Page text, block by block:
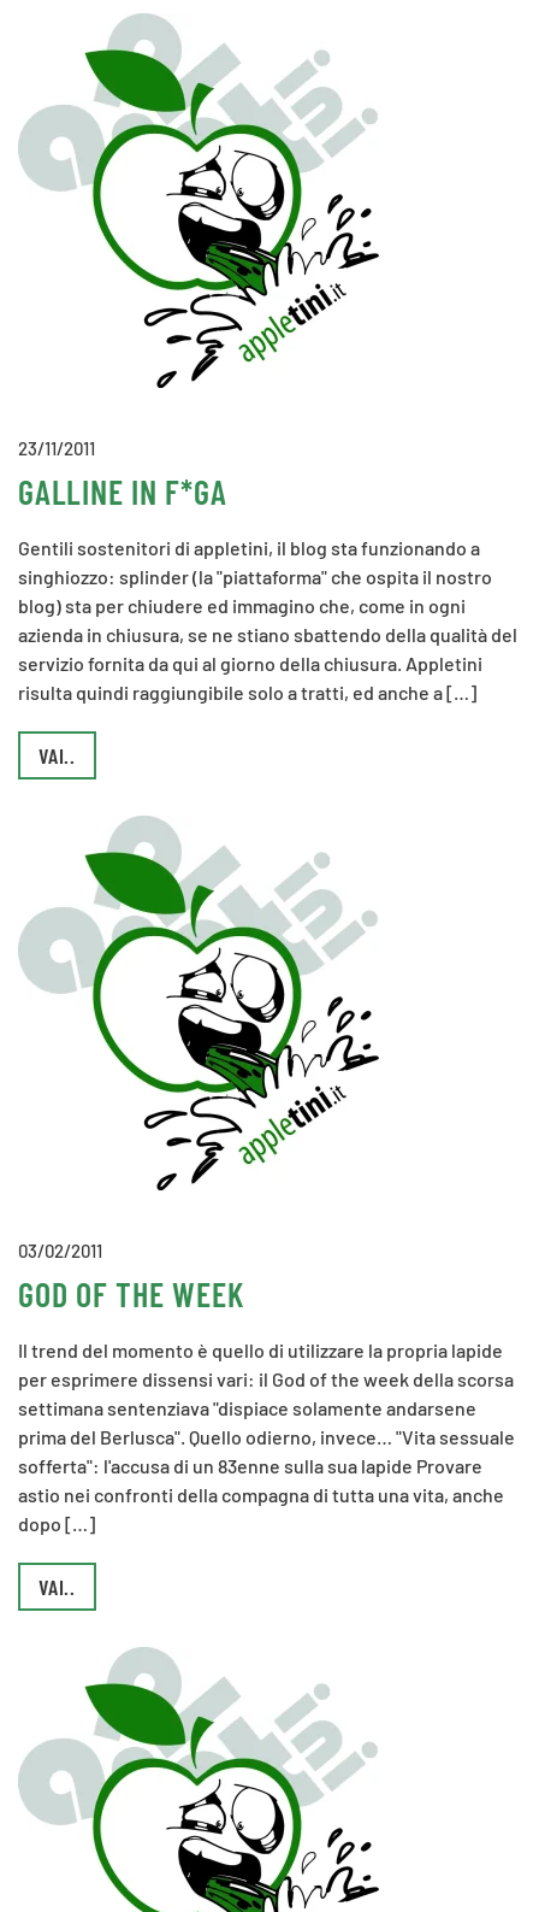
23/11/2011
GALLINE IN F*GA
Gentili sostenitori di appletini, il blog sta funzionando a
singhiozzo: splinder (la "piattaforma" che ospita il nostro
blog) sta per chiudere ed immagino che, come in ogni
azienda in chiusura, se ne stiano sbattendo della qualità del
servizio fornita da qui al giorno della chiusura. Appletini
risulta quindi raggiungibile solo a tratti, ed anche a […]
VAI..
03/02/2011
GOD OF THE WEEK
Il trend del momento è quello di utilizzare la propria lapide
per esprimere dissensi vari: il God of the week della scorsa
settimana sentenziava "dispiace solamente andarsene
prima del Berlusca". Quello odierno, invece… "Vita sessuale
sofferta": l'accusa di un 83enne sulla sua lapide Provare
astio nei confronti della compagna di tutta una vita, anche
dopo […]
VAI..